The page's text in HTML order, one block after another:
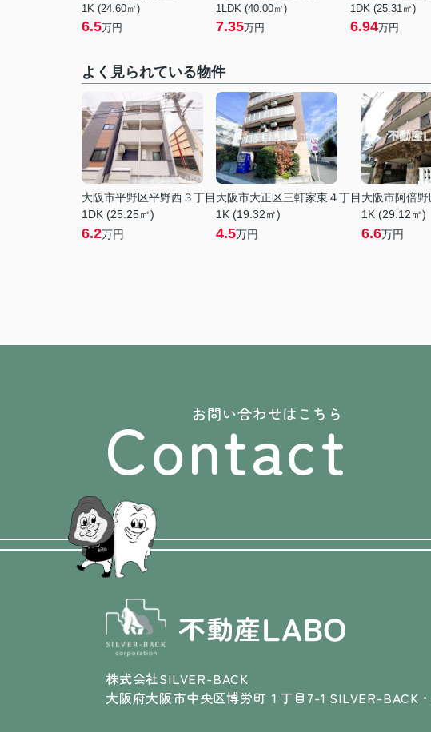
1K (24.60㎡)
6.5万円
1LDK (40.00㎡)
7.35万円
1DK (25.31㎡)
6.94万円
よく見られている物件
大阪市平野区平野西３丁目
1DK (25.25㎡)
6.2万円
大阪市大正区三軒家東４丁目
1K (19.32㎡)
4.5万円
大阪市阿倍
1K (29.12㎡)
6.6万円
お問い合わせはこちら
Contact
株式会社SILVER-BACK
大阪府大阪市中央区博労町１丁目7-1 SILVER-BACK